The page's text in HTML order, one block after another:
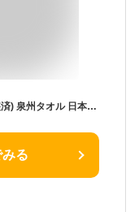
[Dolce duo] 泉州タオル タオル ギフト (包装済) 泉州タオル 日本製 綿100％ プレゼント 内祝い お祝い お返し DAM-317
る